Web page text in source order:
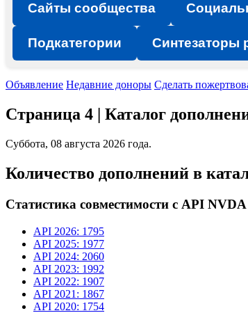
Сайты сообщества
Подкатегории Синтезаторы
Объявление Недавние доноры Сделать
Страница 4 | Каталог
Суббота, 08 августа 2026 года.
Количество дополнений в
Статистика совместимости с API NVDA
API 2026: 1795
API 2025: 1977
API 2024: 2060
API 2023: 1992
API 2022: 1907
API 2021: 1867
API 2020: 1754